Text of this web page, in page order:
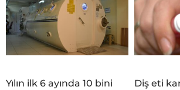
Yılın ilk 6 ayında 10 bini
Diş eti